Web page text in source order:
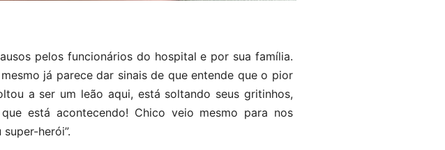
pelos funcionários do hospital e por sua família.
já parece dar sinais de que entende que o pior
a ser um leão aqui, está soltando seus gritinhos,
está acontecendo! Chico veio mesmo para nos
herói”.